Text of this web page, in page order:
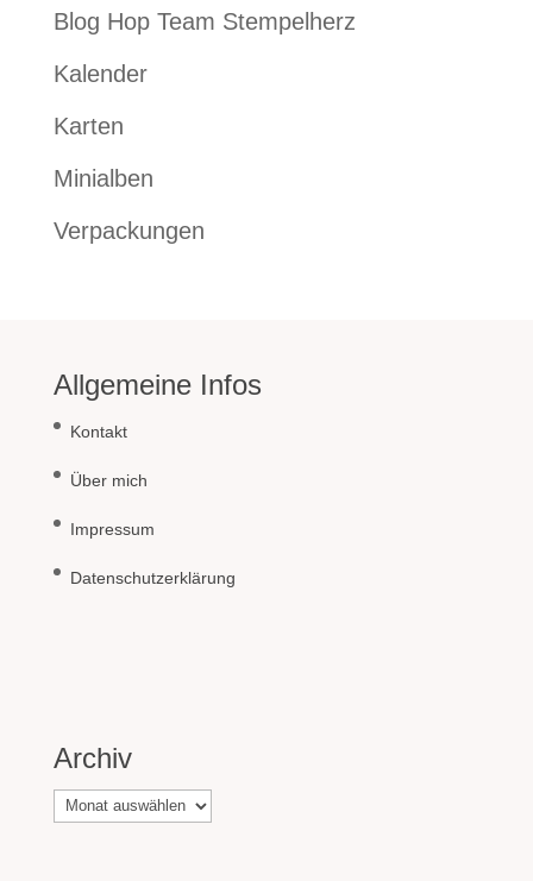
Blog Hop Team Stempelherz
Kalender
Karten
Minialben
Verpackungen
Allgemeine Infos
Kontakt
Über mich
Impressum
Datenschutzerklärung
Archiv
Archiv